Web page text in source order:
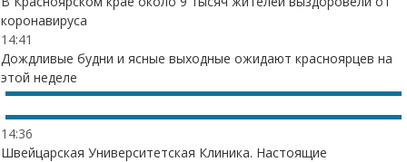
коронавируса
14:41
Дождливые будни и ясные выходные ожидают красноярцев на
этой неделе
14:36
Швейцарская Университетская Клиника. Настоящие